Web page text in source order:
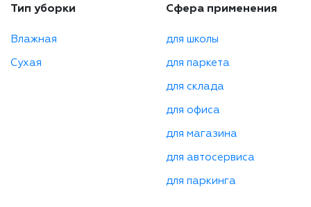
Тип уборки
Влажная
Сухая
Сфера применения
для школы
для паркета
для склада
для офиса
для магазина
для автосервиса
для паркинга